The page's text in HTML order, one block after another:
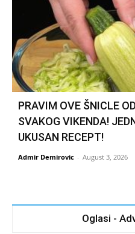
PRAVIM OVE ŠNICLE
SVAKOG VIKENDA!
UKUSAN RECEPT!
Admir Demirovic - August 3, 2026
Oglasi -